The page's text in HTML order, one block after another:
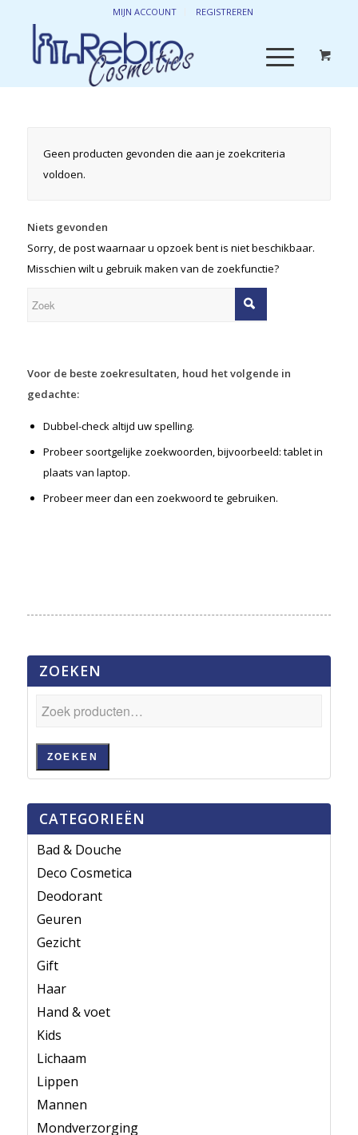
MIJN ACCOUNT REGISTREREN
Geen producten gevonden die aan je zoekcriteria
voldoen.
Niets gevonden
Sorry, de post waarnaar u opzoek bent is niet beschikbaar.
Misschien wilt u gebruik maken van de zoekfunctie?
Voor de beste zoekresultaten, houd het volgende in
gedachte:
Dubbel-check altijd uw spelling.
Probeer soortgelijke zoekwoorden, bijvoorbeeld: tablet in
plaats van laptop.
Probeer meer dan een zoekwoord te gebruiken.
ZOEKEN
ZOEKEN
CATEGORIEËN
Bad & Douche
Deco Cosmetica
Deodorant
Geuren
Gezicht
Gift
Haar
Hand & voet
Kids
Lichaam
Lippen
Mannen
Mondverzorging